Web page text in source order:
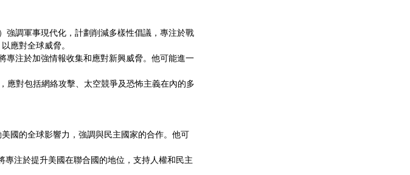
強調軍事現代化，計劃削減多樣性倡議，專注於戰
應對全球威脅。
專注於加強情報收集和應對新興威脅。他可能進一
應對包括網絡攻擊、太空競爭及恐怖主義在內的多
國的全球影響力，強調與民主國家的合作。他可
注於提升美國在聯合國的地位，支持人權和民主